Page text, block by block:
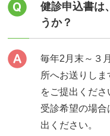
健診申込書は
うか？
毎年2月末～３
所へお送りし
をご提出くだ
受診希望の場
出ください。